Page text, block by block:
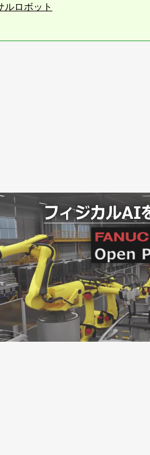
ルロボット
バーサルロボット
ユニバーサルロボット
ニバーサルロボット
サルロボット
ーサルロボット
まだ“初期段階”／ユニバーサ
／ユニバーサルロボット
サルロボット